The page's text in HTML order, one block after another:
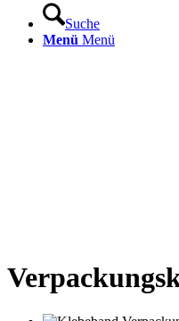
Suche
Menü Menü